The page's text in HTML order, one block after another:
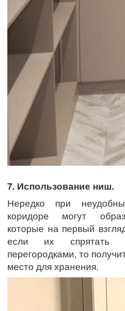
7. Использование ниш.
Нередко при
коридоре могут
которые на первый
если их спрятать
перегородками, то
место для хранения.